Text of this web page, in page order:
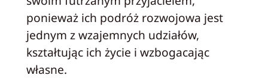
ponieważ ich podróż rozwojowa jest
jednym z wzajemnych udziałów,
kształtując ich życie i wzbogacając
własne.